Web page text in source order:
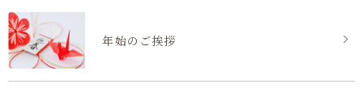
年始のご挨拶